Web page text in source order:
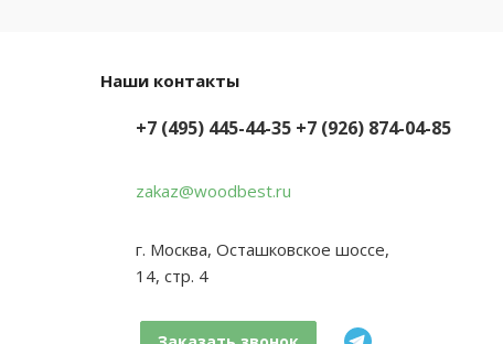
Наши контакты
+7 (495) 445-44-35 +7 (926) 874-04-85
zakaz@woodbest.ru
г. Москва, Осташковское шоссе,
14, стр. 4